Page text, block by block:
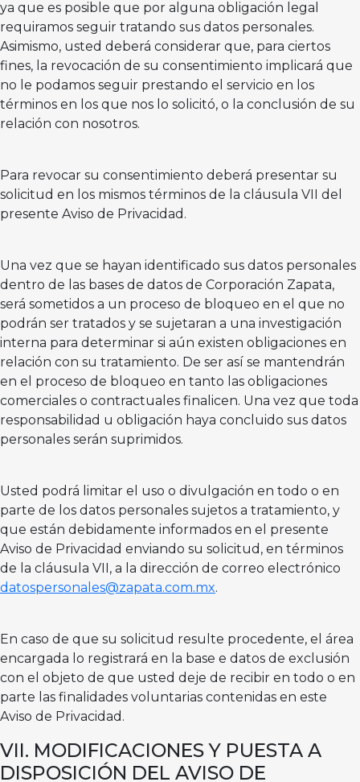
ya que es posible que por alguna obligación legal
requiramos seguir tratando sus datos personales.
Asimismo, usted deberá considerar que, para ciertos
fines, la revocación de su consentimiento implicará que
no le podamos seguir prestando el servicio en los
términos en los que nos lo solicitó, o la conclusión de su
relación con nosotros.
Para revocar su consentimiento deberá presentar su
solicitud en los mismos términos de la cláusula VII del
presente Aviso de Privacidad.
Una vez que se hayan identificado sus datos personales
dentro de las bases de datos de Corporación Zapata,
será sometidos a un proceso de bloqueo en el que no
podrán ser tratados y se sujetaran a una investigación
interna para determinar si aún existen obligaciones en
relación con su tratamiento. De ser así se mantendrán
en el proceso de bloqueo en tanto las obligaciones
comerciales o contractuales finalicen. Una vez que toda
responsabilidad u obligación haya concluido sus datos
personales serán suprimidos.
Usted podrá limitar el uso o divulgación en todo o en
parte de los datos personales sujetos a tratamiento, y
que están debidamente informados en el presente
Aviso de Privacidad enviando su solicitud, en términos
de la cláusula VII, a la dirección de correo electrónico
datospersonales@zapata.com.mx.
En caso de que su solicitud resulte procedente, el área
encargada lo registrará en la base e datos de exclusión
con el objeto de que usted deje de recibir en todo o en
parte las finalidades voluntarias contenidas en este
Aviso de Privacidad.
VII. MODIFICACIONES Y PUESTA A
DISPOSICIÓN DEL AVISO DE